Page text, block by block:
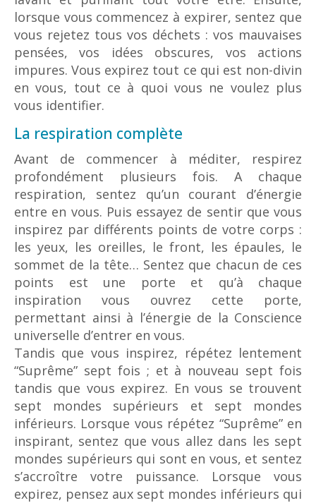
lorsque vous commencez à expirer, sentez que
vous rejetez tous vos déchets : vos mauvaises
pensées, vos idées obscures, vos actions
impures. Vous expirez tout ce qui est non-divin
en vous, tout ce à quoi vous ne voulez plus
vous identifier.
La respiration complète
Avant de commencer à méditer, respirez
profondément plusieurs fois. A chaque
respiration, sentez qu’un courant d’énergie
entre en vous. Puis essayez de sentir que vous
inspirez par différents points de votre corps :
les yeux, les oreilles, le front, les épaules, le
sommet de la tête… Sentez que chacun de ces
points est une porte et qu’à chaque
inspiration vous ouvrez cette porte,
permettant ainsi à l’énergie de la Conscience
universelle d’entrer en vous.
Tandis que vous inspirez, répétez lentement
“Suprême” sept fois ; et à nouveau sept fois
tandis que vous expirez. En vous se trouvent
sept mondes supérieurs et sept mondes
inférieurs. Lorsque vous répétez “Suprême” en
inspirant, sentez que vous allez dans les sept
mondes supérieurs qui sont en vous, et sentez
s’accroître votre puissance. Lorsque vous
expirez, pensez aux sept mondes inférieurs qui